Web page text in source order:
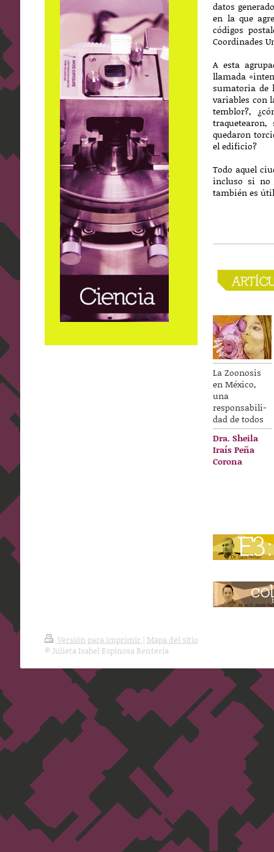
datos
en la que
códigos
Coordinades
A esta
llamada
sumatoria de
variables con
temblor?,
quedaron
el edificio?
Todo aquel
incluso si no
también es
La Zoonosis
en México,
una
responsabili-
dad de todos
Dra. Sheila
Iraís Peña
Corona
Versión para imprimir
Mapa del sitio
© Julieta Isabel Espinosa Rentería